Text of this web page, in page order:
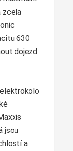
zcela
630
dojezd
jsou
a